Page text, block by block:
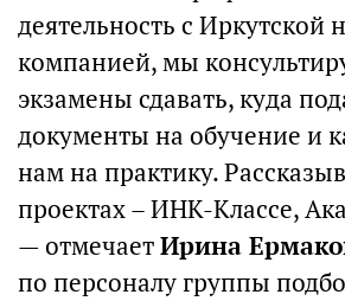
деятельность с Иркутской
компанией, мы
экзамены сдавать, куда
документы на обучение и
нам на практику.
проектах – ИНК-Классе,
— отмечаетИрина
по персоналу группы